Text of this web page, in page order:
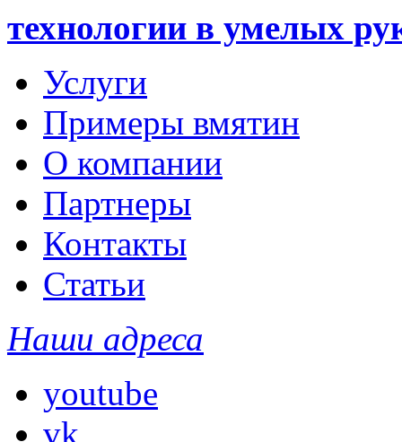
технологии в умелых
Услуги
Примеры вмятин
О компании
Партнеры
Контакты
Статьи
Наши адреса
youtube
vk